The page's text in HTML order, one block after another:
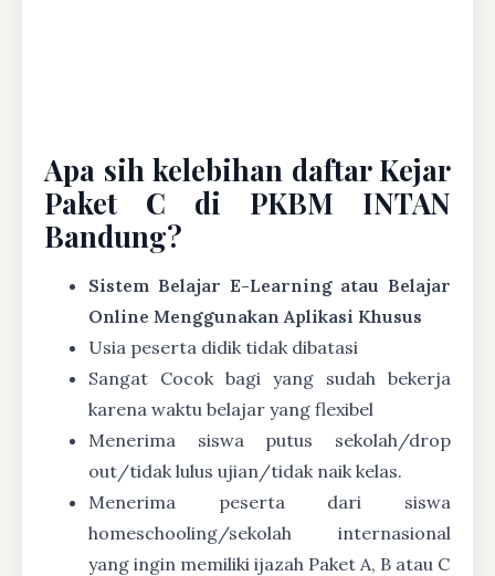
Apa sih kelebihan daftar Kejar
Paket C di PKBM INTAN
Bandung?
Sistem Belajar E-Learning atau Belajar
Online Menggunakan Aplikasi Khusus
Usia peserta didik tidak dibatasi
Sangat Cocok bagi yang sudah bekerja
karena waktu belajar yang flexibel
Menerima siswa putus sekolah/drop
out/tidak lulus ujian/tidak naik kelas.
Menerima peserta dari siswa
homeschooling/sekolah internasional
yang ingin memiliki ijazah Paket A, B atau C